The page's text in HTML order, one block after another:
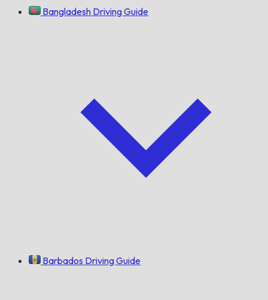
Bangladesh Driving Guide
Barbados Driving Guide